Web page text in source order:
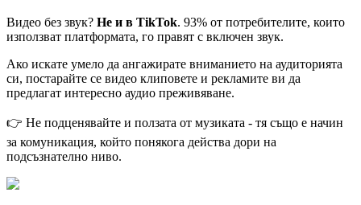
Видео без звук? Не и в TikTok. 93% от потребителите, които
използват платформата, го правят с включен звук.
Ако искате умело да ангажирате вниманието на аудиторията
си, постарайте се видео клиповете и рекламите ви да
предлагат интересно аудио преживяване.
👉 Не подценявайте и ползата от музиката - тя също е начин
за комуникация, който понякога действа дори на
подсъзнателно ниво.